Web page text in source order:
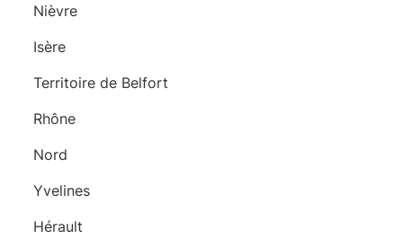
Nièvre
Isère
Territoire de Belfort
Rhône
Nord
Yvelines
Hérault